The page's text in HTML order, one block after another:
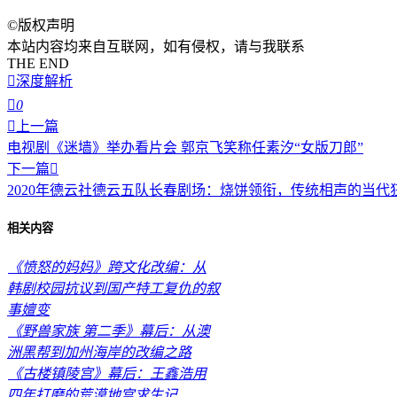
©版权声明
本站内容均来自互联网，如有侵权，请与我联系
THE END
深度解析
0
 上一篇
电视剧《迷墙》举办看片会 郭京飞笑称任素汐“女版刀郎”
下一篇
2020年德云社德云五队长春剧场：烧饼领衔，传统相声的当代
相关内容
《愤怒的妈妈》跨文化改编：从
韩剧校园抗议到国产特工复仇的叙
事嬗变
《野兽家族 第二季》幕后：从澳
洲黑帮到加州海岸的改编之路
《古楼镇陵宫》幕后：王鑫浩用